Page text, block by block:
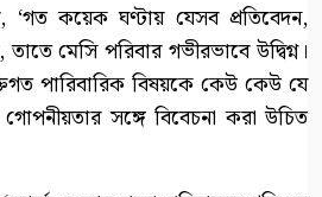
কয়েক ঘণ্টায় যেসব প্রতিবেদন,
মেসি পরিবার গভীরভাবে উদ্বিগ্ন।
পারিবারিক বিষয়কে কেউ কেউ যে
সঙ্গে বিবেচনা করা উচিত